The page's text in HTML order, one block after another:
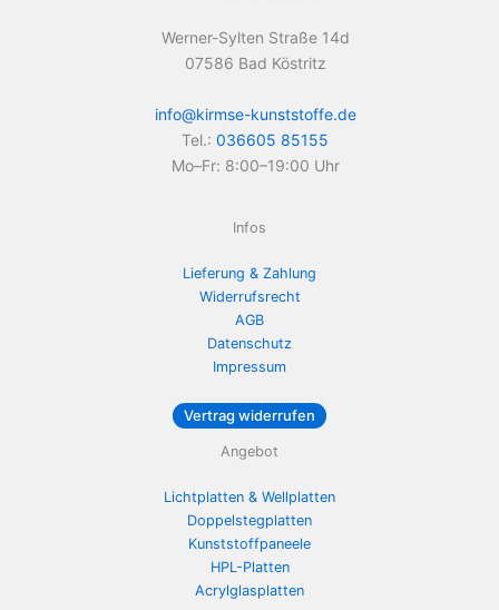
Werner-Sylten Straße 14d
07586 Bad Köstritz
info@kirmse-kunststoffe.de
Tel.: 036605 85155
Mo–Fr: 8:00–19:00 Uhr
Infos
Lieferung & Zahlung
Widerrufsrecht
AGB
Datenschutz
Impressum
Vertrag widerrufen
Angebot
Lichtplatten & Wellplatten
Doppelstegplatten
Kunststoffpaneele
HPL-Platten
Acrylglasplatten